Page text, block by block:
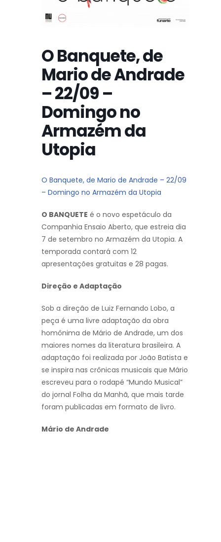
O Banquete, de
Mario de Andrade
– 22/09 –
Domingo no
Armazém da
Utopia
O Banquete, de Mario de Andrade – 22/09
– Domingo no Armazém da Utopia
O BANQUETE é o novo espetáculo da
Companhia Ensaio Aberto, que estreia dia
7 de setembro no Armazém da Utopia. A
temporada contará com 12
apresentações gratuitas e 28 pagas.
Direção e Adaptação
Sob a direção de Luiz Fernando Lobo, a
peça é uma livre adaptação da obra
homônima de Mário de Andrade, um dos
maiores nomes da literatura brasileira. A
adaptação foi realizada por João Batista e
se inspira nas crônicas musicais que Mário
escreveu para o rodapé “Mundo Musical”
do jornal Folha da Manhã, que mais tarde
foram publicadas em formato de livro.
Mário de Andrade